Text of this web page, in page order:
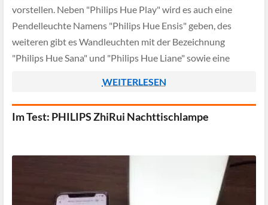
vorstellen. Neben "Philips Hue Play" wird es auch eine
Pendelleuchte Namens "Philips Hue Ensis" geben, des
weiteren gibt es Wandleuchten mit der Bezeichnung
"Philips Hue Sana" und "Philips Hue Liane" sowie eine
WEITERLESEN
Im Test: PHILIPS ZhiRui Nachttischlampe